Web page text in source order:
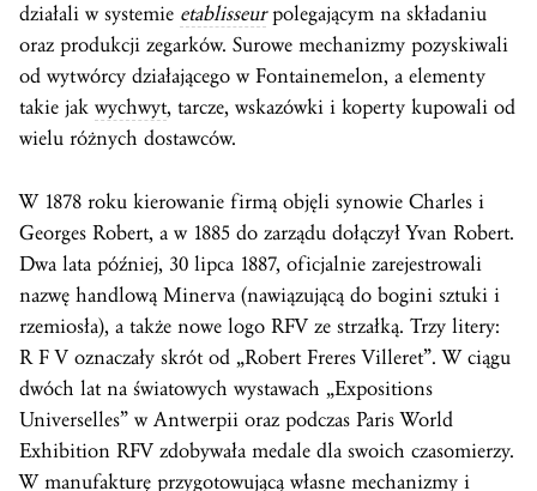
działali w systemie etablisseurpolegającym na składaniu
oraz produkcji zegarków. Surowe mechanizmy pozyskiwali
od wytwórcy działającego w Fontainemelon, a elementy
takie jak wychwyt, tarcze, wskazówki i koperty kupowali od
wielu różnych dostawców.
W 1878 roku kierowanie firmą objęli synowie Charles i
Georges Robert, a w 1885 do zarządu dołączył Yvan Robert.
Dwa lata później, 30 lipca 1887, oficjalnie zarejestrowali
nazwę handlową Minerva (nawiązującą do bogini sztuki i
rzemiosła), a także nowe logo RFV ze strzałką. Trzy litery:
R F V oznaczały skrót od „Robert Freres Villeret”. W ciągu
dwóch lat na światowych wystawach „Expositions
Universelles” w Antwerpii oraz podczas Paris World
Exhibition RFV zdobywała medale dla swoich czasomierzy.
W manufakturę przygotowującą własne mechanizmy i